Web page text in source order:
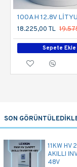
18.225,00 TL
Sepete Ekle
SON
11KW HV
AKILLI
48V